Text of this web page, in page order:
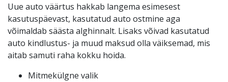
Uue auto väärtus hakkab langema esimesest
kasutuspäevast, kasutatud auto ostmine aga
võimaldab säästa alghinnalt. Lisaks võivad kasutatud
auto kindlustus- ja muud maksud olla väiksemad, mis
aitab samuti raha kokku hoida.
Mitmekülgne valik